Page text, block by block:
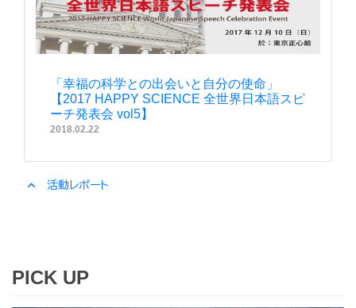
「幸福の科学との出会いと自分の使命」
【2017 HAPPY SCIENCE 全世界日本語スピ
ーチ発表会 vol5】
2018.02.22
expand_less 活動レポート
PICK UP